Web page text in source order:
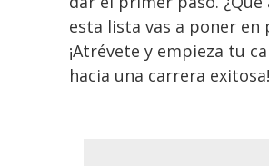
esta lista vas a poner en
¡Atrévete y empieza tu
hacia una carrera exitosa!